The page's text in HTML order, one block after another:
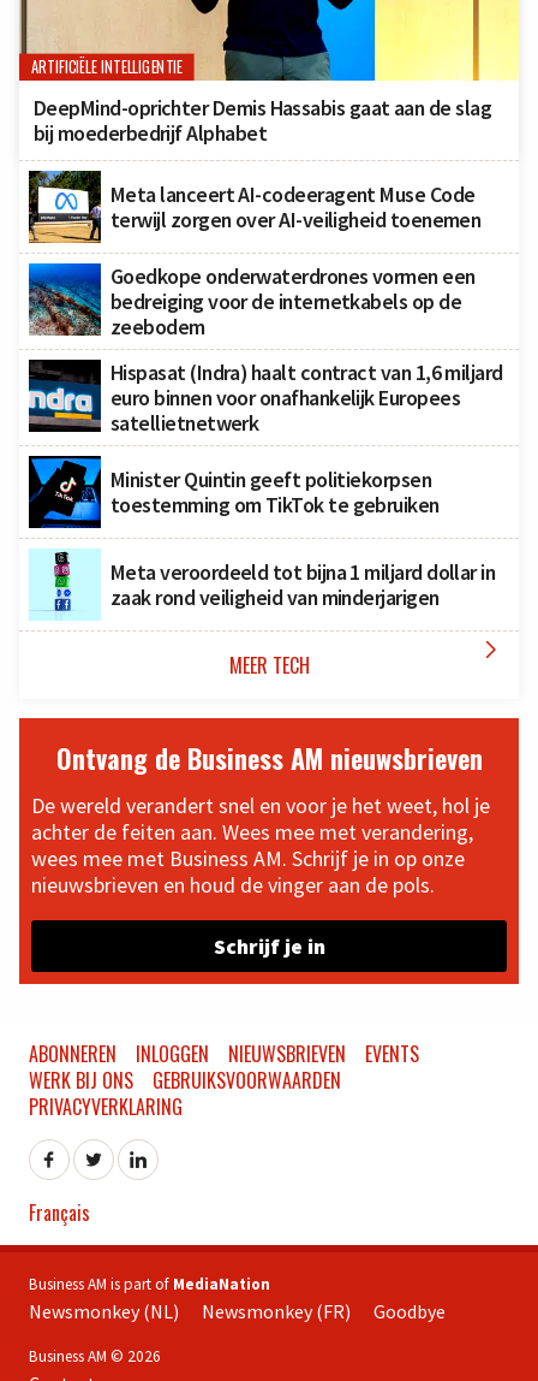
ARTIFICIËLE INTELLIGENTIE
DeepMind-oprichter Demis Hassabis gaat aan de slag
bij moederbedrijf Alphabet
Meta lanceert AI-codeeragent Muse Code
terwijl zorgen over AI-veiligheid toenemen
Goedkope onderwaterdrones vormen een
bedreiging voor de internetkabels op de
zeebodem
Hispasat (Indra) haalt contract van 1,6 miljard
euro binnen voor onafhankelijk Europees
satellietnetwerk
Minister Quintin geeft politiekorpsen
toestemming om TikTok te gebruiken
Meta veroordeeld tot bijna 1 miljard dollar in
zaak rond veiligheid van minderjarigen
MEER TECH 
Ontvang de Business AM nieuwsbrieven
De wereld verandert snel en voor je het weet, hol je
achter de feiten aan. Wees mee met verandering,
wees mee met Business AM. Schrijf je in op onze
nieuwsbrieven en houd de vinger aan de pols.
Schrijf je in
ABONNEREN INLOGGEN NIEUWSBRIEVEN
EVENTS
WERK BIJ ONS
GEBRUIKSVOORWAARDEN
PRIVACYVERKLARING
Français
Business AM is part of MediaNation
Newsmonkey (NL) Newsmonkey (FR) Goodbye
Business AM © 2026